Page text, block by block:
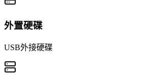
外置硬碟
USB外接硬碟